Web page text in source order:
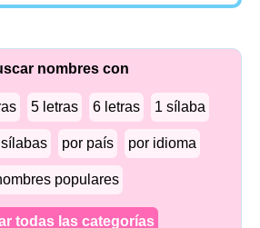
nombres con
5 letras 6 letras 1 sílaba
por país por idioma
populares
todas las categorías